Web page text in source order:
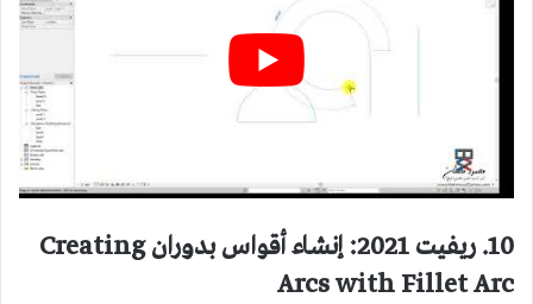
10. ريفيت 2021: إنشاء أقواس بدوران Creating
Arcs with Fillet Arc